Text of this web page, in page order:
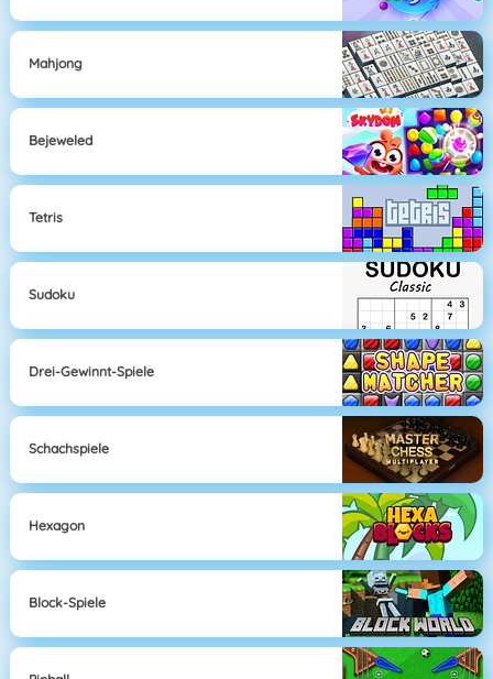
Mahjong
Bejeweled
Tetris
Sudoku
Drei-Gewinnt-Spiele
Schachspiele
Hexagon
Block-Spiele